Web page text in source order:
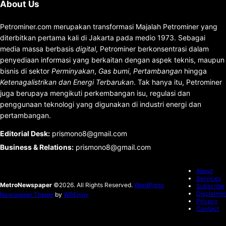
About Us
Petrominer.com merupakan transformasi Majalah Petrominer yang
diterbitkan pertama kali di Jakarta pada medio 1973. Sebagai
media massa berbasis digital, Petrominer berkonsentrasi dalam
penyediaan informasi yang berkaitan dengan aspek teknis, maupun
bisnis di sektor Perminyakan, Gas bumi, Pertambangan hingga
Ketenagalistrikan dan Energi Terbarukan. Tak hanya itu, Petrominer
juga berupaya mengikuti perkembangan isu, regulasi dan
penggunaan teknologi yang digunakan di industri energi dan
pertambangan.
Editorial Desk: prismono8@gmail.com
Business & Relations: prismono8@gmail.com
MetroNewspaper ©2026. All Rights Reserved. WordPress
Newspaper Theme by WPEnjoy
About
Services
Subscribe
Disclaimer
Privacy
Contact